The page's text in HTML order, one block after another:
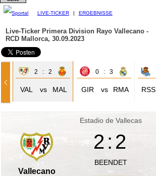
LIVE-TICKER | ERGEBNISSE
Live-Ticker Primera Division Rayo Vallecano -
RCD Mallorca, 30.09.2023
2 : 2
VAL vs MAL
0 : 3
GIR vs RMA RSS
Estadio de Vallecas
Vallecano
2:2
BEENDET